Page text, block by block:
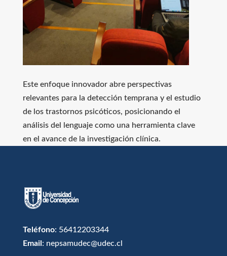
Este enfoque innovador abre perspectivas
relevantes para la detección temprana y el estudio
de los trastornos psicóticos, posicionando el
análisis del lenguaje como una herramienta clave
en el avance de la investigación clínica.
Teléfono: 56412203344
Email : nepsamudec@udec.cl